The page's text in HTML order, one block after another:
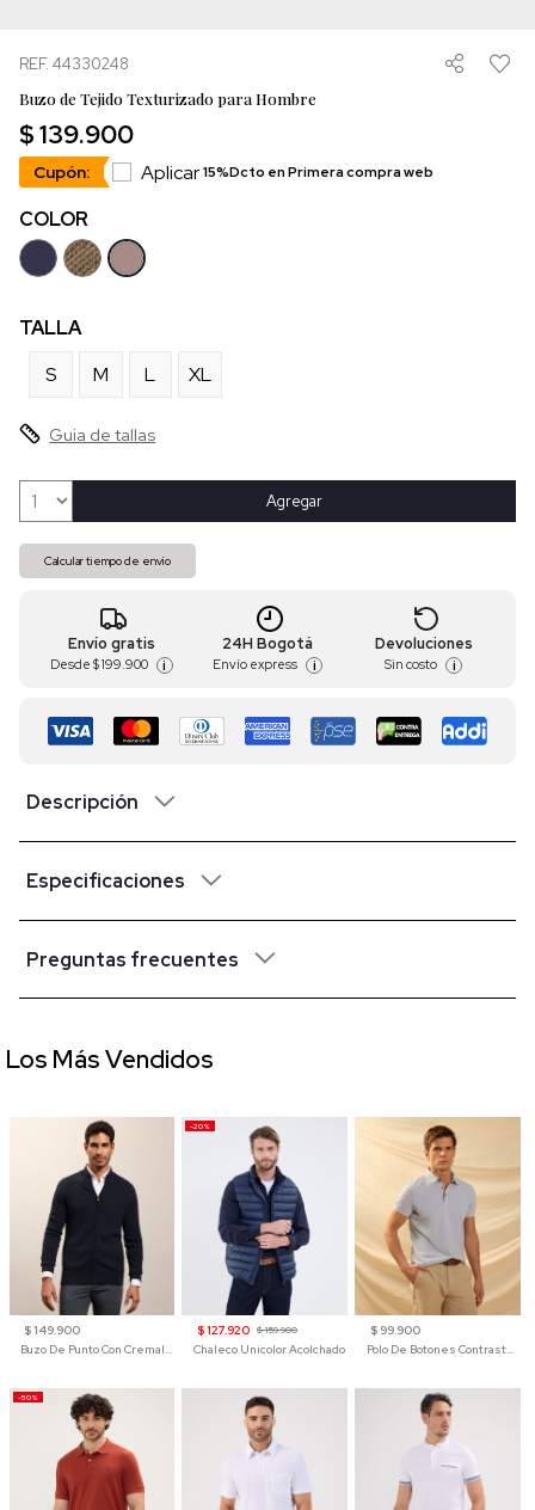
REF. 44330248
Buzo de Tejido Texturizado para Hombre
$ 139.900
Cupón: Aplicar15%Dcto en Primera compra web
COLOR
TALLA
S
M L XL
Guia de tallas
Agregar
Calcular tiempo de envío
Envío gratis
Desde $ 199.900 i
24H Bogotá
Envío express i
Devoluciones
Sin costo i
Descripción
Especificaciones
Preguntas frecuentes
$ 149.900
Buzo De Punto Con Cremallera Para Hombre
-20%
$ 127.920 $ 159.900
Chaleco Unicolor Acolchado
$ 99.900
Polo De Botones Contraste Para Hombre
-50%
Los Más Vendidos